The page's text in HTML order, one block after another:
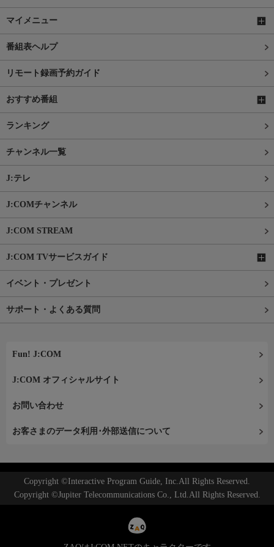
マイメニュー
番組表ヘルプ
リモート録画予約ガイド
おすすめ番組
ランキング
チャンネル一覧
J:テレ
J:COMチャンネル
J:COM STREAM
J:COM TVサービスガイド
イベント・プレゼント
サポート・よくある質問
Fun! J:COM
J:COM オフィシャルサイト
お問い合わせ
お客さまのデータ利用･外部送信について
Copyright ©Interactive Program Guide, Inc.All Rights Reserved.
Copyright ©Jupiter Telecommunications Co., Ltd.All Rights Reserved.